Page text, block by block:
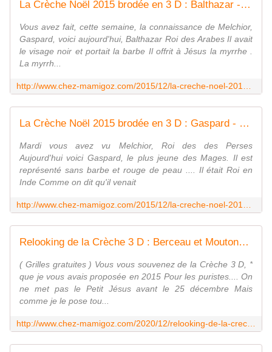
La Crèche Noël 2015 brodée en 3 D : Balthazar - Chez Mamigoz
Vous avez fait, cette semaine, la connaissance de Melchior,
Gaspard, voici aujourd'hui, Balthazar Roi des Arabes Il avait
le visage noir et portait la barbe Il offrit à Jésus la myrrhe .
La myrrh...
La Crèche Noël 2015 brodée en 3 D : Gaspard - Chez Mamigoz
Mardi vous avez vu Melchior, Roi des des Perses
Aujourd'hui voici Gaspard, le plus jeune des Mages. Il est
représenté sans barbe et rouge de peau .... Il était Roi en
Inde Comme on dit qu'il venait
Relooking de la Crèche 3 D : Berceau et Moutons - Chez Mamigoz
( Grilles gratuites ) Vous vous souvenez de la Crèche 3 D, *
que je vous avais proposée en 2015 Pour les puristes.... On
ne met pas le Petit Jésus avant le 25 décembre Mais
comme je le pose tou...